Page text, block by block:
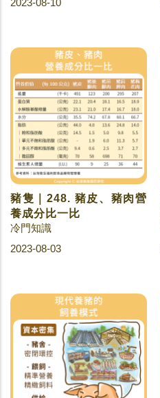
2023-08-10
豬隻｜248. 豬皮、豬肉營
養成分比一比
冷門知識
2023-08-03